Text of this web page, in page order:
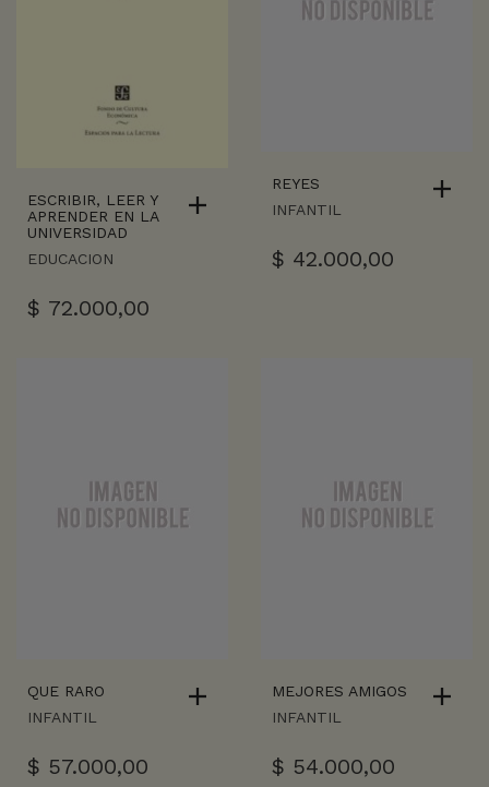
ESCRIBIR, LEER Y
APRENDER EN LA
UNIVERSIDAD
EDUCACION
$ 72.000,00
REYES
INFANTIL
$ 42.000,00
QUE RARO
INFANTIL
$ 57.000,00
MEJORES AMIGOS
INFANTIL
$ 54.000,00